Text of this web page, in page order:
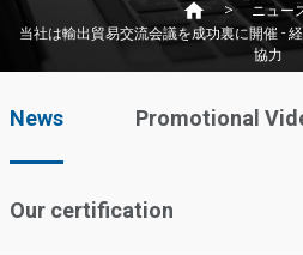
ニュー
当社は輸出貿易交流会議を成功裏に開催 -
協力
News Promotional
Our certification